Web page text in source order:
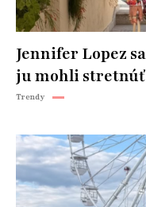
Jennifer Lopez
ju mohli stretnúť
Trendy